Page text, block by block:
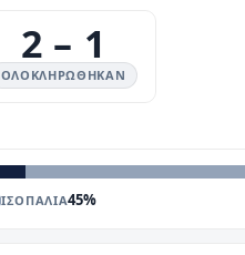
2 – 1
ΟΛΟΚΛΗΡΏΘΗΚΑΝ
ΙΣΟΠΑΛΙΑ45%